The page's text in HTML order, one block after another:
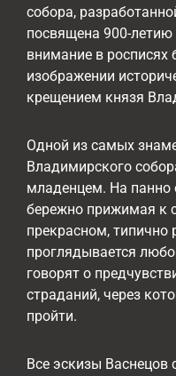
собора,
посвящена 900-
внимание в росписях
изображении
крещением князя
Одной из самых
Владимирского
младенцем. На панно
бережно прижимая к
прекрасном, типично
проглядывается
говорят о
страданий, через
пройти.
Все эскизы Васнецов